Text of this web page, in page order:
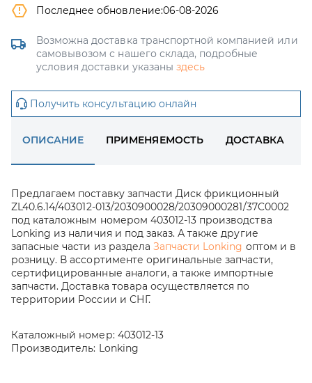
Последнее обновление:06-08-2026
Возможна доставка транспортной компанией или
самовывозом с нашего склада, подробные
условия доставки указаны здесь
Получить консультацию онлайн
ОПИСАНИЕ ПРИМЕНЯЕМОСТЬ ДОСТАВКА
Предлагаем поставку запчасти Диск фрикционный
ZL40.6.14/403012-013/2030900028/20309000281/37C0002
под каталожным номером 403012-13 производства
Lonking из наличия и под заказ. А также другие
запасные части из раздела Запчасти Lonking оптом и в
розницу. В ассортименте оригинальные запчасти,
сертифицированные аналоги, а также импортные
запчасти. Доставка товара осуществляется по
территории России и СНГ.
Каталожный номер: 403012-13
Производитель: Lonking